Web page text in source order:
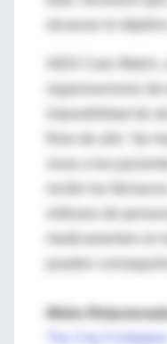
organizaciones
fines de año "da
pueden
Webs